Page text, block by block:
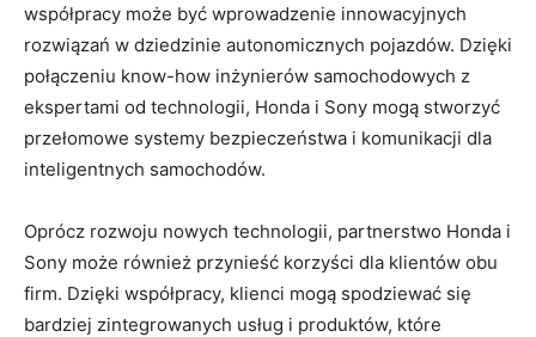
współpracy może być⁢ wprowadzenie ‌innowacyjnych⁢
rozwiązań w ‍dziedzinie autonomicznych pojazdów. Dzięki
połączeniu know-how inżynierów samochodowych z
ekspertami od technologii, Honda i Sony ‍mogą stworzyć
przełomowe systemy bezpieczeństwa⁣ i komunikacji⁢ dla
⁣inteligentnych samochodów.
Oprócz rozwoju nowych technologii, ⁣partnerstwo Honda i
‍Sony może ⁣również przynieść‌ korzyści dla klientów obu
firm. Dzięki współpracy, klienci mogą⁢ spodziewać się
bardziej zintegrowanych​ usług i‌ produktów, które